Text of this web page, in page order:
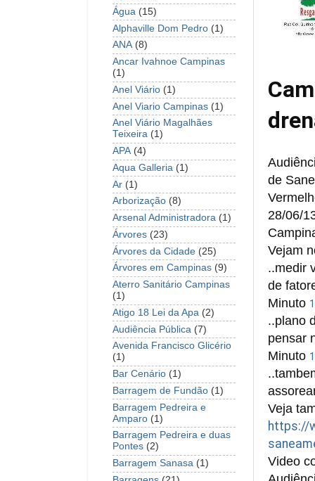
de
28/06/
Vejam
..medir
de
Minuto
..plano
pensar
Minuto
Veja
https://
Video
Água (15)
Alphaville Dom Pedro (1)
ANA (8)
Ancar Ivahnoe Campinas
(1)
Anel Viário (1)
Anel Viario Campinas (1)
Anel Viário Magalhães
Teixeira (1)
APA (4)
Aqua Galleria (1)
Ar (1)
Arborização (8)
Arsenal Administradora (1)
Árvores (23)
Árvores da Cidade (25)
Árvores em Campinas (9)
Aterro Sanitário Campinas
(1)
Atigo 18 Lei da Apa (2)
Audiência Pública (7)
Avenida Francisco Glicério
(1)
Bar Cenário (1)
Barragem de Fundão (1)
Barragem Pedreira e
Amparo (1)
Barragem Pedreira e duas
Pontes (2)
Barragem Sanasa (1)